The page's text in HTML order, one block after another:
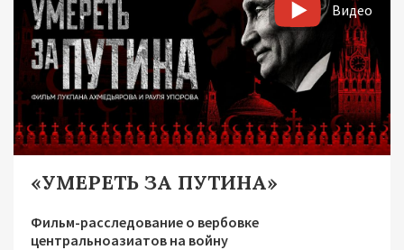
Видео
«УМЕРЕТЬ ЗА ПУТИНА»
Фильм-расследование о вербовке
центральноазиатов на войну